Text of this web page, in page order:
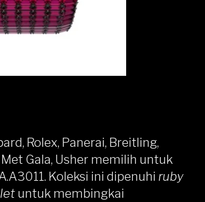
Rolex, Panerai, Breitling,
Gala, Usher memilih untuk
Koleksi ini dipenuhi ruby
untuk membingkai